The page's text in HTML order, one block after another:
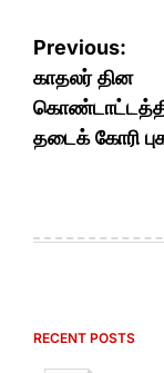
Post
Previous:
காதலர் தின
தடைக் கோரி
RECENT POSTS